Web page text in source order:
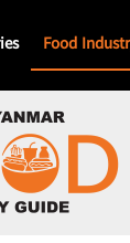
Food